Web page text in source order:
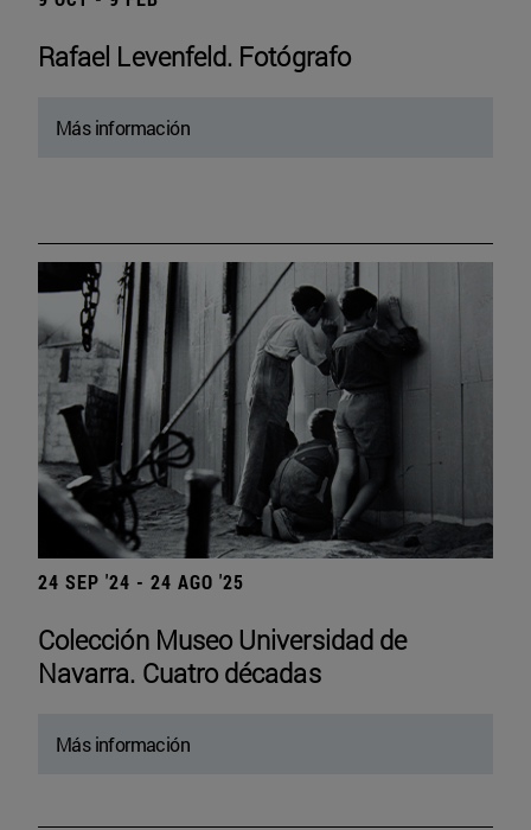
Rafael Levenfeld. Fotógrafo
Más información
24 SEP '24 - 24 AGO '25
Colección Museo Universidad de
Navarra. Cuatro décadas
Más información